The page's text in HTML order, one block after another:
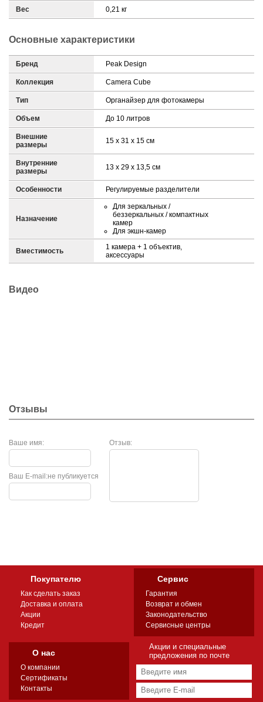
Вес 0,21 кг
Основные характеристики
Бренд Peak Design
Коллекция Camera Cube
Тип Органайзер для фотокамеры
Объем До 10 литров
Внешние
размеры
15 x 31 x 15 см
Внутренние
размеры
13 x 29 x 13,5 см
Особенности Регулируемые разделители
Назначение
Для зеркальных /
беззеркальных / компактных
камер
Для экшн-камер
Вместимость
1 камера + 1 объектив,
аксессуары
Видео
Отзывы
Ваше имя: Отзыв:
не публикуется
Ваш E-mail:
Покупателю
Как сделать заказ
Доставка и оплата
Акции
Кредит
Сервис
Гарантия
Возврат и обмен
Законодательство
Сервисные центры
О нас
О компании
Сертификаты
Контакты
Акции и специальные
предложения по почте